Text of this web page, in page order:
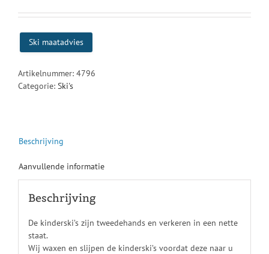
Ski maatadvies
Artikelnummer: 4796
Categorie: Ski's
Beschrijving
Aanvullende informatie
Beschrijving
De kinderski’s zijn tweedehands en verkeren in een nette
staat.
Wij waxen en slijpen de kinderski’s voordat deze naar u